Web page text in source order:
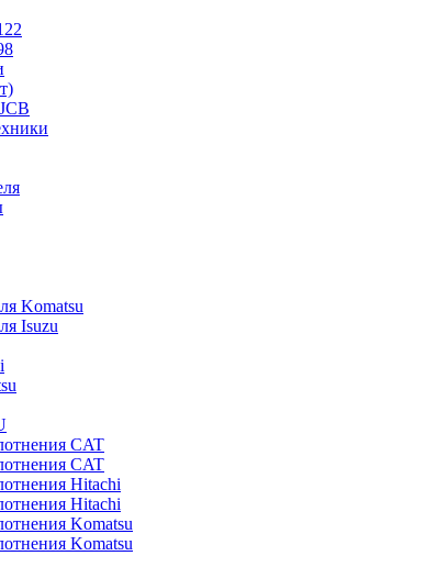
Komatsu
Isuzu
CAT
CAT
Hitachi
Hitachi
Komatsu
Komatsu